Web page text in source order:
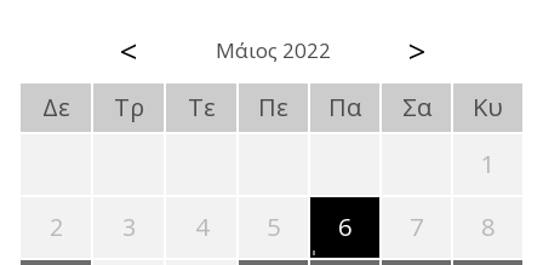
< Μάιος 2022 >
Δε Τρ Τε Πε Πα Σα
Κυ
1
2
3 4 5 6 7
8